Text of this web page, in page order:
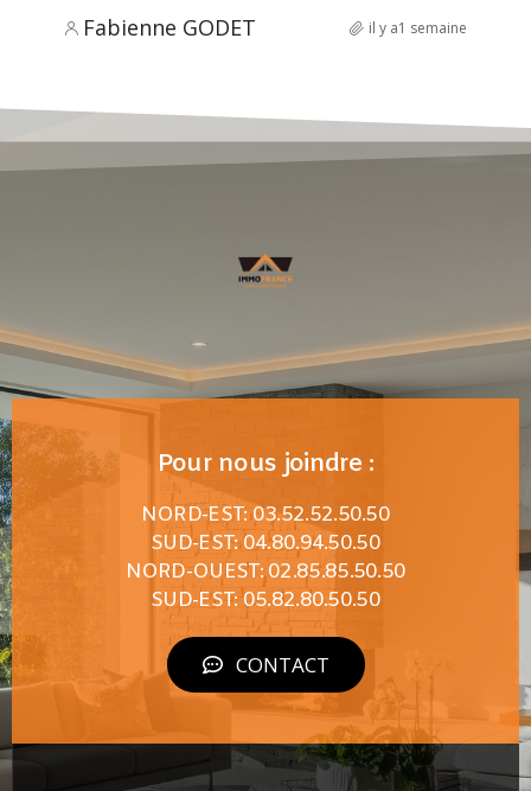
Fabienne GODET il y a1 semaine
Pour nous joindre :
NORD-EST: 03.52.52.50.50
SUD-EST: 04.80.94.50.50
NORD-OUEST: 02.85.85.50.50
SUD-EST: 05.82.80.50.50
CONTACT